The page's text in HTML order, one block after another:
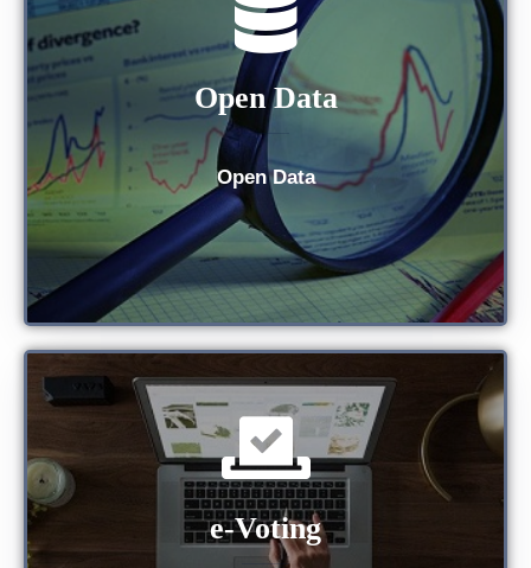
Open Data
Open Data
e-Voting